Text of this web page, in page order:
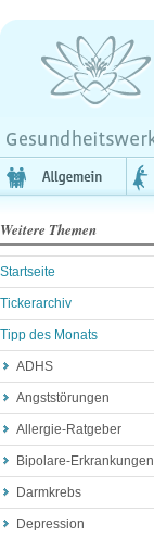
Weitere Themen
Startseite
Tickerarchiv
Tipp des Monats
ADHS
Angststörungen
Allergie-Ratgeber
Bipolare-Erkrankungen
Darmkrebs
Depression